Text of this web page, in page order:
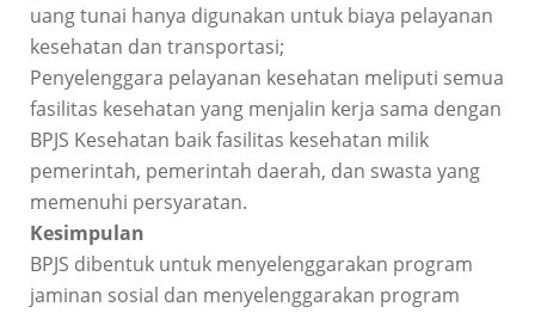
uang tunai hanya digunakan untuk biaya pelayanan
kesehatan dan transportasi;
Penyelenggara pelayanan kesehatan meliputi semua
fasilitas kesehatan yang menjalin kerja sama dengan
BPJS Kesehatan baik fasilitas kesehatan milik
pemerintah, pemerintah daerah, dan swasta yang
memenuhi persyaratan.
Kesimpulan
BPJS dibentuk untuk menyelenggarakan program
jaminan sosial dan menyelenggarakan program